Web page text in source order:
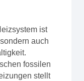
ist
auch
fossilen
stellt